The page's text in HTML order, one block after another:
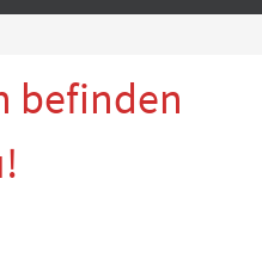
befinden